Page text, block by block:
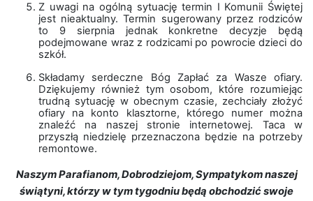
Z uwagi na ogólną sytuację termin I Komunii Świętej
jest nieaktualny. Termin sugerowany przez rodziców
to 9 sierpnia jednak konkretne decyzje będą
podejmowane wraz z rodzicami po powrocie dzieci do
szkół.
Składamy serdeczne Bóg Zapłać za Wasze ofiary.
Dziękujemy również tym osobom, które rozumiejąc
trudną sytuację w obecnym czasie, zechciały złożyć
ofiary na konto klasztorne, którego numer można
znaleźć na naszej stronie internetowej. Taca w
przyszłą niedzielę przeznaczona będzie na potrzeby
remontowe.
Naszym Parafianom, Dobrodziejom, Sympatykom naszej
świątyni, którzy w tym tygodniu będą obchodzić swoje